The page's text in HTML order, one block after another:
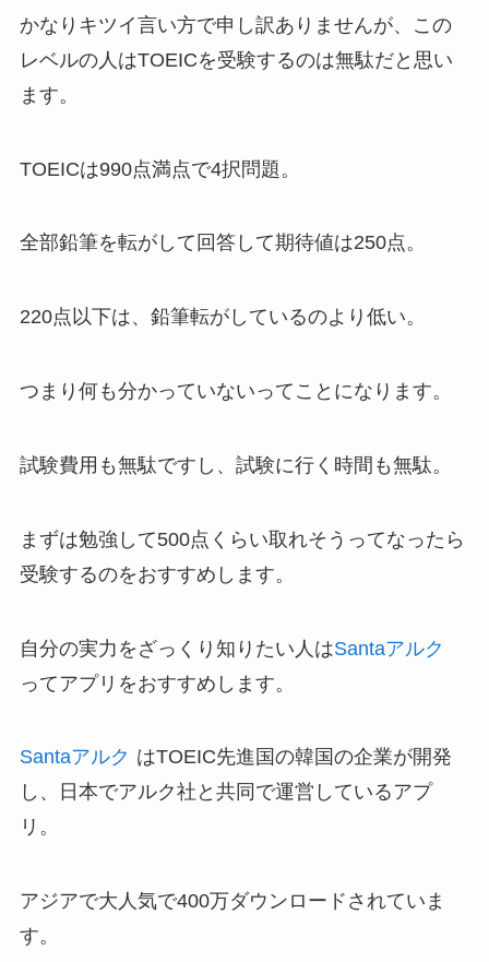
かなりキツイ言い方で申し訳ありませんが、この
レベルの人はTOEICを受験するのは無駄だと思い
ます。
TOEICは990点満点で4択問題。
全部鉛筆を転がして回答して期待値は250点。
220点以下は、鉛筆転がしているのより低い。
つまり何も分かっていないってことになります。
試験費用も無駄ですし、試験に行く時間も無駄。
まずは勉強して500点くらい取れそうってなったら
受験するのをおすすめします。
自分の実力をざっくり知りたい人はSantaアルク
ってアプリをおすすめします。
Santaアルク はTOEIC先進国の韓国の企業が開発
し、日本でアルク社と共同で運営しているアプ
リ。
アジアで大人気で400万ダウンロードされていま
す。